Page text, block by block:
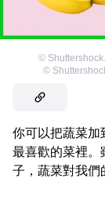
©
©
你可以把蔬菜加
最喜歡的菜裡。
子，蔬菜對我們